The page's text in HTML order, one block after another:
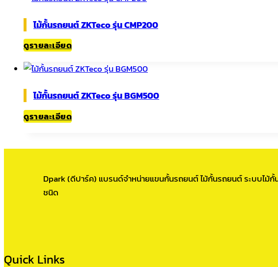
ไม้กั้นรถยนต์ ZKTeco รุ่น CMP200
ดูรายละเอียด
ไม้กั้นรถยนต์ ZKTeco รุ่น BGM500
ดูรายละเอียด
Dpark (ดีปาร์ค) แบรนด์จำหน่ายแขนกั้นรถยนต์ ไม้กั้นรถยนต์ ระบบไม้กั้
ชนิด
Quick Links